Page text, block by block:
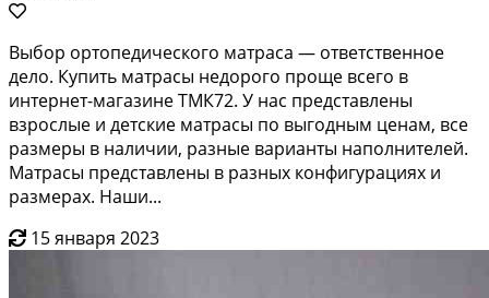
Выбор ортопедического матраса — ответственное
дело. Купить матрасы недорого проще всего в
интернет-магазине ТМК72. У нас представлены
взрослые и детские матрасы по выгодным ценам, все
размеры в наличии, разные варианты наполнителей.
Матрасы представлены в разных конфигурациях и
размерах. Наши...
15 января 2023